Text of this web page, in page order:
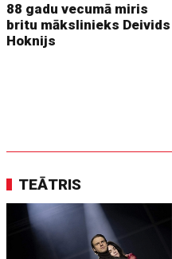
88 gadu vecumā miris
britu mākslinieks Deivids
Hoknijs
TEĀTRIS